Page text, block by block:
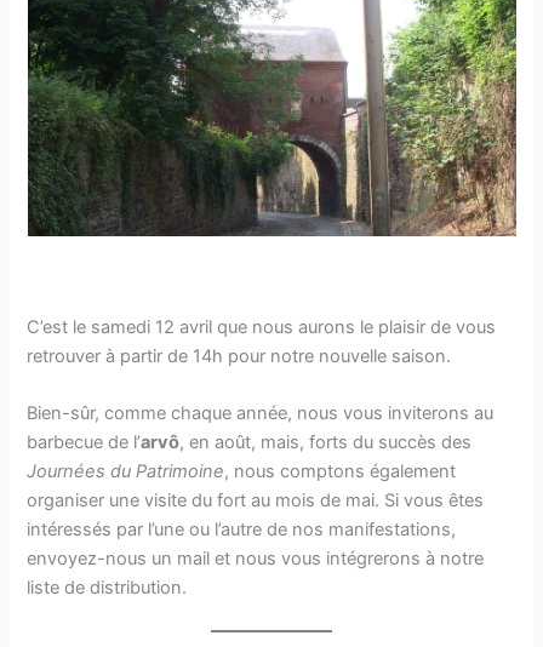
C’est le samedi 12 avril que nous aurons le plaisir de vous
retrouver à partir de 14h pour notre nouvelle saison.
Bien-sûr, comme chaque année, nous vous inviterons au
barbecue de l’arvô, en août, mais, forts du succès des
Journées du Patrimoine, nous comptons également
organiser une visite du fort au mois de mai. Si vous êtes
intéressés par l’une ou l’autre de nos manifestations,
envoyez-nous un mail et nous vous intégrerons à notre
liste de distribution.